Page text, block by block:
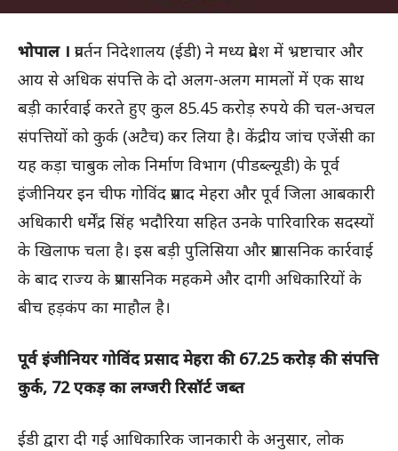
भोपाल । प्रवर्तन निदेशालय (ईडी) ने मध्य प्रदेश में भ्रष्टाचार और
आय से अधिक संपत्ति के दो अलग-अलग मामलों में एक साथ
बड़ी कार्रवाई करते हुए कुल 85.45 करोड़ रुपये की चल-अचल
संपत्तियों को कुर्क (अटैच) कर लिया है। केंद्रीय जांच एजेंसी का
यह कड़ा चाबुक लोक निर्माण विभाग (पीडब्ल्यूडी) के पूर्व
इंजीनियर इन चीफ गोविंद प्रसाद मेहरा और पूर्व जिला आबकारी
अधिकारी धर्मेंद्र सिंह भदौरिया सहित उनके पारिवारिक सदस्यों
के खिलाफ चला है। इस बड़ी पुलिसिया और प्रशासनिक कार्रवाई
के बाद राज्य के प्रशासनिक महकमे और दागी अधिकारियों के
बीच हड़कंप का माहौल है।
पूर्व इंजीनियर गोविंद प्रसाद मेहरा की 67.25 करोड़ की संपत्ति
कुर्क, 72 एकड़ का लग्जरी रिसॉर्ट जब्त
ईडी द्वारा दी गई आधिकारिक जानकारी के अनुसार, लोक